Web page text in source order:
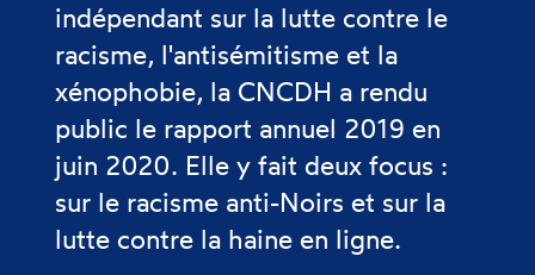
indépendant sur la lutte contre le
racisme, l'antisémitisme et la
xénophobie, la CNCDH a rendu
public le rapport annuel 2019 en
juin 2020. Elle y fait deux focus :
sur le racisme anti-Noirs et sur la
lutte contre la haine en ligne.